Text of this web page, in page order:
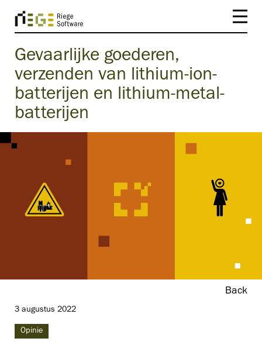
Gevaarlijke goederen,
verzenden van lithium-ion-
batterijen en lithium-metal-
batterijen
3 augustus 2022
Opinie
Back